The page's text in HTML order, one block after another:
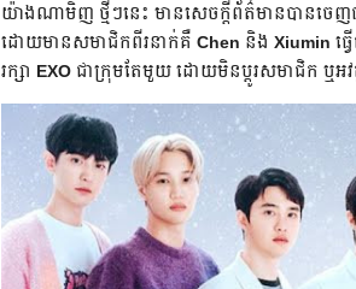
យ៉ាងណា​មិញ ថ្មីៗនេះ មាន​សេចក្ដី​ព័ត៌មាន​បាន​ចេញ
ដោយ​មានសមាជិកពីរនាក់គឺ Chen និង Xiumin ធ្
រក្សា EXO ជា​ក្រុមតែមួយ ដោយមិន​ប្ដូរសមាជិក​ ឬអវ